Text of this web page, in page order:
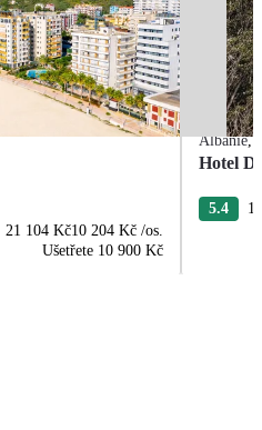
21 104 Kč10 204 Kč /os.
Ušetřete 10 900 Kč
Albánie,
Hotel
5.4